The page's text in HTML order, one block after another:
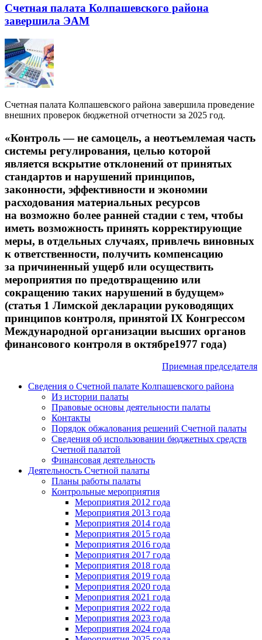
Счетная палата Колпашевского района
завершила ЭАМ
Счетная палата Колпашевского района завершила проведение
внешних проверок бюджетной отчетности за 2025 год.
«Контроль — не самоцель, а неотъемлемая часть
системы регулирования, целью которой
является вскрытие отклонений от принятых
стандартов и нарушений принципов,
законности, эффективности и экономии
расходования материальных ресурсов
на возможно более ранней стадии с тем, чтобы
иметь возможность принять корректирующие
меры, в отдельных случаях, привлечь виновных
к ответственности, получить компенсацию
за причиненный ущерб или осуществить
мероприятия по предотвращению или
сокращению таких нарушений в будущем»
(статья 1 Лимской декларации руководящих
принципов контроля, принятой IX Конгрессом
Международной организации высших органов
финансового контроля в октябре1977 года)
Приемная председателя
Сведения о Счетной палате Колпашевского района
Из истории палаты
Правовые основы деятельности палаты
Контакты
Порядок обжалования решений Счетной палаты
Сведения об использовании бюджетных средств
Счетной палатой
Финансовая деятельность
Деятельность Счетной палаты
Планы работы палаты
Контрольные мероприятия
Мероприятия 2012 года
Мероприятия 2013 года
Мероприятия 2014 года
Мероприятия 2015 года
Мероприятия 2016 года
Мероприятия 2017 года
Мероприятия 2018 года
Мероприятия 2019 года
Мероприятия 2020 года
Мероприятия 2021 года
Мероприятия 2022 года
Мероприятия 2023 года
Мероприятия 2024 года